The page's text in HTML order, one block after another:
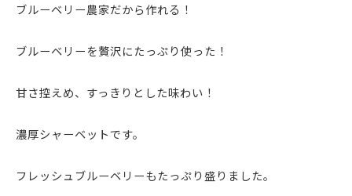
ブルーベリー農家だから作れる！
ブルーベリーを贅沢にたっぷり使った！
甘さ控えめ、すっきりとした味わい！
濃厚シャーベットです。
フレッシュブルーベリーもたっぷり盛りました。